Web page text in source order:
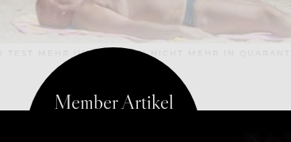
MEHR UND MÜSSEN NICHT MEHR IN